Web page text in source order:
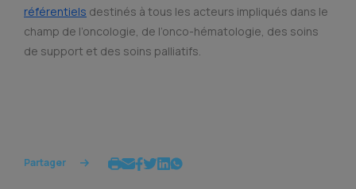
référentiels destinés à tous les acteurs impliqués dans le
champ de l’oncologie, de l’onco-hématologie, des soins
de support et des soins palliatifs.
Partager